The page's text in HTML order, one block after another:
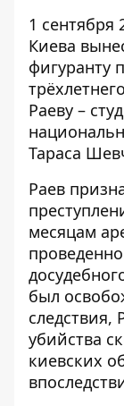
1 сентября
Киева
фигуранту
Раеву –
Тараса
Раев
месяцам
был
следствия,
убийства
киевских